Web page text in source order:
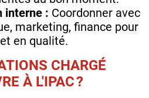
interne : Coordonner avec
marketing, finance pour
en qualité.
CHARGÉ
À L'IPAC ?